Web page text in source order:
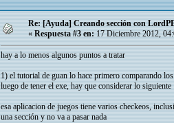
Re: [Ayuda] Creando sección con
« Respuesta #3 en: 17 Diciembre 2012,
hay a lo menos algunos puntos a tratar
1) el tutorial de guan lo hace primero comparando
luego de tener el exe, hay que considerar lo siguiente
esa aplicacion de juegos tiene varios checkeos,
una sección y no va a pasar nada